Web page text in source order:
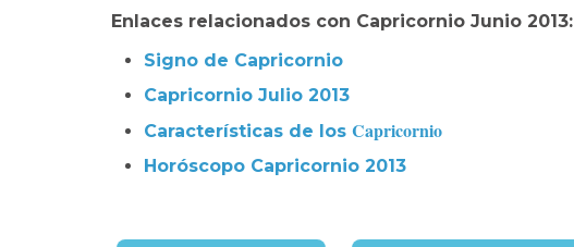
Enlaces relacionados con Capricornio Junio 2013:
Signo de Capricornio
Capricornio Julio 2013
Características de los Capricornio
Horóscopo Capricornio 2013